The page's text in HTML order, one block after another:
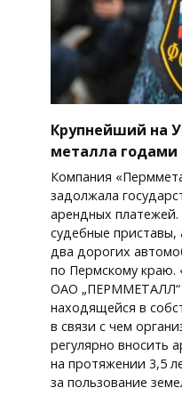
Крупнейший на
металла годами
Компания
задолжала
арендных
судебные
два дорогих
по Пермскому
ОАО „ПЕРММЕТАЛЛ“
находящейся в
в связи с чем
регулярно вносить
на протяжении 3,5
за пользование